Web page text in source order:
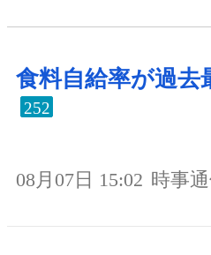
食料自給率が過去
252
08月07日 15:02 時事